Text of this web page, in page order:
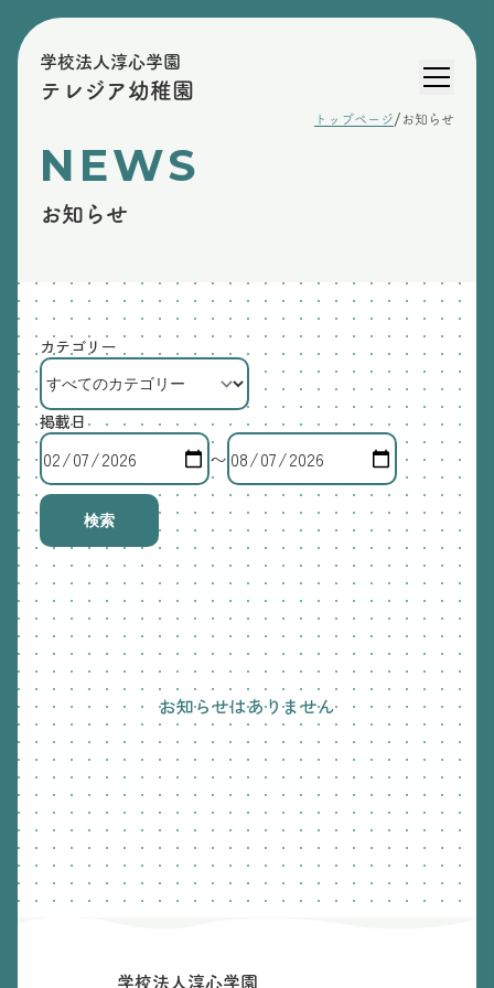
学校法人淳心学園
テレジア幼稚園
トップページ/ お知らせ
NEWS
お知らせ
カテゴリー
掲載日
〜
検索
お知らせはありません
学校法人淳心学園